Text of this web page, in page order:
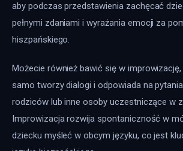
aby podczas przedstawienia zachęcać
pełnymi zdaniami i wyrażania emocji za
hiszpańskiego.
Możecie również bawić się w
samo tworzy dialogi i odpowiada na
rodziców lub inne osoby uczestniczące w
Improwizacja rozwija spontaniczność w
dziecku myśleć w obcym języku, co jest